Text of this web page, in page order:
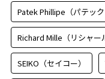
Patek Phillipe（パテック
Richard Mille（リシャー
SEIKO（セイコー）